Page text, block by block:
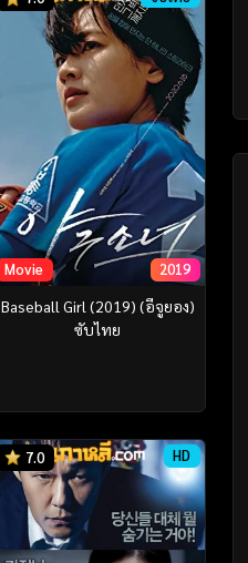
Movie 2019
Baseball Girl (2019) (อีจูยอง)
ซับไทย
7.0 HD